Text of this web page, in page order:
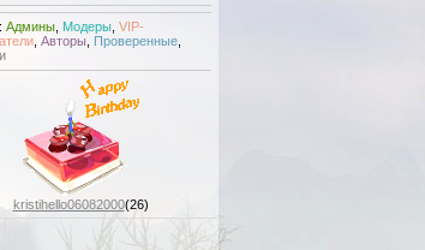
Админы Модеры VIP-
Авторы Проверенные
kristihello06082000(26)